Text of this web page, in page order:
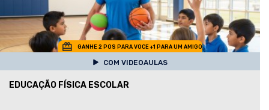
GANHE 2 POS PARA VOCE +1 PARA UM AMIGO
COM VIDEOAULAS
EDUCAÇÃO FÍSICA ESCOLAR